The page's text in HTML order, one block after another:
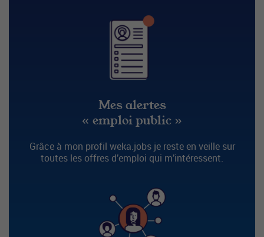
Mes alertes
« emploi public »
Grâce à mon profil weka.jobs je reste en veille sur
toutes les offres d’emploi qui m’intéressent.